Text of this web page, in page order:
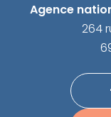
Agence
264